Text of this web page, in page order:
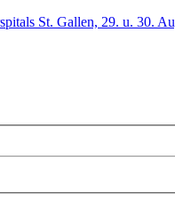
St. Gallen, 29. u. 30.